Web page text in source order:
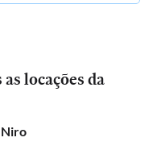
locações da
Niro